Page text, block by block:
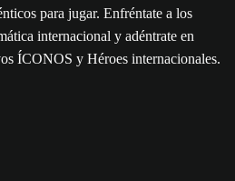
para jugar. Enfréntate a los
internacional y adéntrate en
ÍCONOS y Héroes internacionales.